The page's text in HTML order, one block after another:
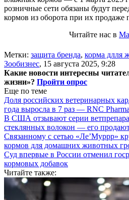
розничные сети обязаны будут
кормов из оборота при их продаже
Читайте нас в
Метки: защита бренда, корма длля
Зообизнес, 15 августа 2025, 9:28
Какие новости интересны
жизни»? Пройти опрос
Еще по теме
Доля российских ветеринарных
года выросла в 7 раз — RNC Pharma
В США отзывают серии
стеклянных волокон — его
Связанному с сетью «Ле’Муррр»
кормов для домашних животных
Суд впервые в России отменил
кормовых добавок
Читайте также: